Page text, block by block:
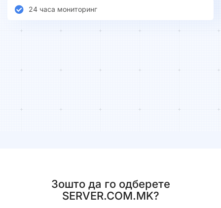
24 часа мониторинг
Зошто да го одберете
SERVER.COM.MK?